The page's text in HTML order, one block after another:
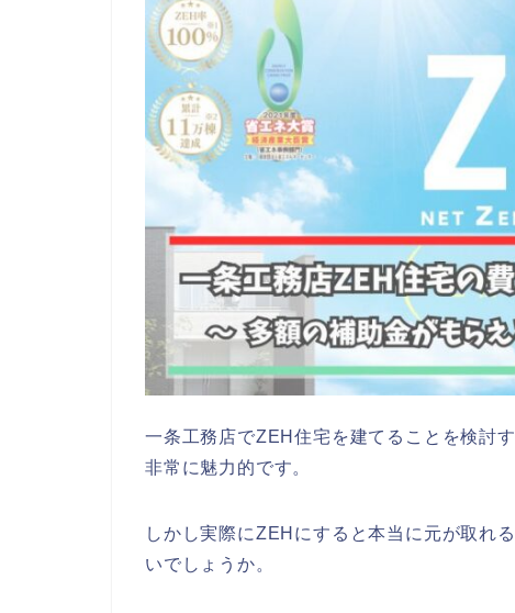
一条工務店でZEH住宅を建てることを検討
非常に魅力的です。
しかし実際にZEHにすると本当に元が取れ
いでしょうか。